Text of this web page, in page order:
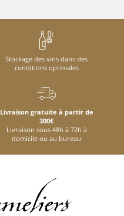
Stockage des vins dans des
conditions optimales
Livraison gratuite à partir de
300€
Livraison sous 48h à 72h à
domicile ou au bureau